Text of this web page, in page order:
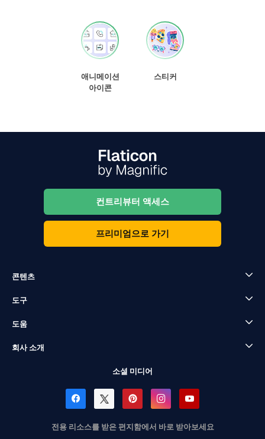
애니메이션
아이콘
스티커
컨트리뷰터 액세스
프리미엄으로 가기
콘텐츠
도구
도움
회사 소개
소셜 미디어
전용 리소스를 받은 편지함에서 바로 받아보세요